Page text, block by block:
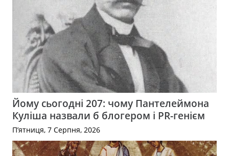
Йому сьогодні 207: чому Пантелеймона
Куліша назвали б блогером і PR-генієм
П’ятниця, 7 Серпня, 2026